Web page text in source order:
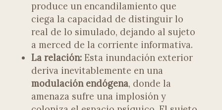
produce un encandilamiento que
ciega la capacidad de distinguir lo
real de lo simulado, dejando al sujeto
a merced de la corriente informativa.
La relación:Esta inundación exterior
deriva inevitablemente en una
modulación endógena, donde la
amenaza sufre una implosión y